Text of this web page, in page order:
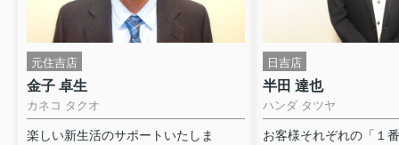
元住吉店
金子 卓生
カネコ タクオ
楽しい新生活のサポートいたしま
日吉店
半田 達也
ハンダ タツヤ
お客様それぞれの「１